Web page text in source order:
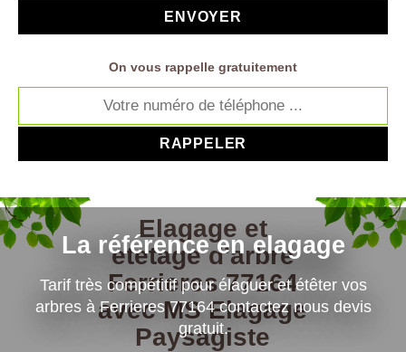
La référence en elagage
Tarif très compétitif pour élaguer et étêter vos
arbres à Ferrieres 77164 contactez nous devis
gratuit.
On vous rappelle gratuitement
Elagage et
etetage d'arbre
Ferrieres 77164
avec MS Elagage
Paysagiste